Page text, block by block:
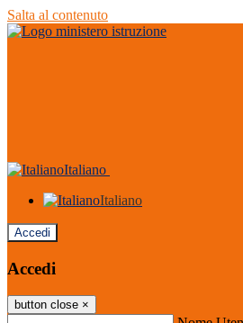
Salta al contenuto
Italiano
Italiano
Accedi
Accedi
button close ×